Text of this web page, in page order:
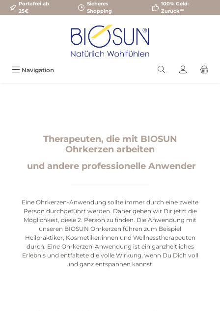
Zum Hauptinhalt springen
Portofrei ab
25€
Sicheres
Shopping
100% Geld-
Zurück**
Navigation
Therapeuten, die mit BIOSUN
Ohrkerzen arbeiten
und andere professionelle Anwender
Eine Ohrkerzen-Anwendung sollte immer durch eine zweite
Person durchgeführt werden. Daher geben wir Dir jetzt die
Möglichkeit, diese 2. Person zu finden. Die Anwendung mit
unseren BIOSUN Ohrkerzen führen zum Beispiel
Heilpraktiker, Kosmetiker:innen und Wellnesstherapeuten
durch. Eine Ohrkerzen-Anwendung ist ein ganzheitliches
Erlebnis und entfaltete die volle Wirkung, wenn Du Dich voll
und ganz entspannen kannst.